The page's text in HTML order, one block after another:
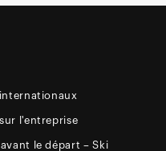
l'entreprise
le départ – Ski